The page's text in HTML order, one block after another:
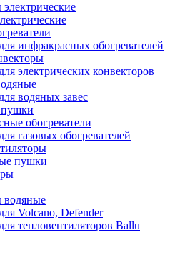
инфракрасных обогревателей
электрических конвекторов
водяных завес
пушки
обогреватели
газовых обогревателей
пушки
водяные
Volcano, Defender
тепловентиляторов Ballu